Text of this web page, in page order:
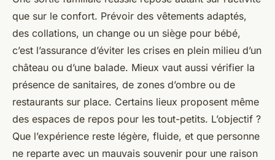
que sur le confort. Prévoir des vêtements adaptés,
des collations, un change ou un siège pour bébé,
c’est l’assurance d’éviter les crises en plein milieu d’un
château ou d’une balade. Mieux vaut aussi vérifier la
présence de sanitaires, de zones d’ombre ou de
restaurants sur place. Certains lieux proposent même
des espaces de repos pour les tout-petits. L’objectif ?
Que l’expérience reste légère, fluide, et que personne
ne reparte avec un mauvais souvenir pour une raison